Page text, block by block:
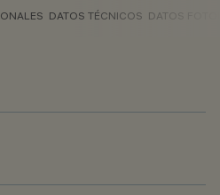
DATOS TÉCNICOS DATOS